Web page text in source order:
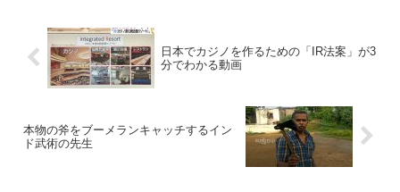
日本でカジノを作るための「IR法案」が3
分でわかる動画
本物の斧をブーメランキャッチするイン
ド武術の先生